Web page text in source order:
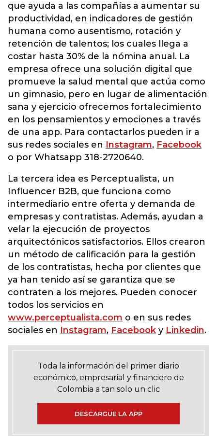
que ayuda a las compañías a aumentar su
productividad, en indicadores de gestión
humana como ausentismo, rotación y
retención de talentos; los cuales llega a
costar hasta 30% de la nómina anual. La
empresa ofrece una solución digital que
promueve la salud mental que actúa como
un gimnasio, pero en lugar de alimentación
sana y ejercicio ofrecemos fortalecimiento
en los pensamientos y emociones a través
de una app. Para contactarlos pueden ir a
sus redes sociales en Instagram, Facebook
o por Whatsapp 318-2720640.
La tercera idea es Perceptualista, un
Influencer B2B, que funciona como
intermediario entre oferta y demanda de
empresas y contratistas. Además, ayudan a
velar la ejecución de proyectos
arquitectónicos satisfactorios. Ellos crearon
un método de calificación para la gestión
de los contratistas, hecha por clientes que
ya han tenido así se garantiza que se
contraten a los mejores. Pueden conocer
todos los servicios en
www.perceptualista.com o en sus redes
sociales en Instagram, Facebook y Linkedin.
Toda la información del primer diario
económico, empresarial y financiero de
Colombia a tan solo un clic
DESCARGUE LA APP